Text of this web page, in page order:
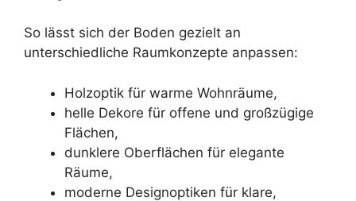
So lässt sich der Boden gezielt an
unterschiedliche Raumkonzepte anpassen:
Holzoptik für warme Wohnräume,
helle Dekore für offene und großzügige
Flächen,
dunklere Oberflächen für elegante
Räume,
moderne Designoptiken für klare,